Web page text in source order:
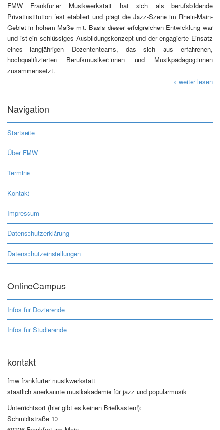
FMW Frankfurter Musikwerkstatt hat sich als berufsbildende
Privatinstitution fest etabliert und prägt die Jazz-Szene im Rhein-Main-
Gebiet in hohem Maße mit. Basis dieser erfolgreichen Entwicklung war
und ist ein schlüssiges Ausbildungskonzept und der engagierte Einsatz
eines langjährigen Dozententeams, das sich aus erfahrenen,
hochqualifizierten Berufsmusiker:innen und Musikpädagog:innen
zusammensetzt.
» weiter lesen
Navigation
Startseite
Über FMW
Termine
Kontakt
Impressum
Datenschutzerklärung
Datenschutzeinstellungen
OnlineCampus
Infos für Dozierende
Infos für Studierende
kontakt
fmw frankfurter musikwerkstatt
staatlich anerkannte musikakademie für jazz und popularmusik
Unterrichtsort (hier gibt es keinen Briefkasten!):
Schmidtstraße 10